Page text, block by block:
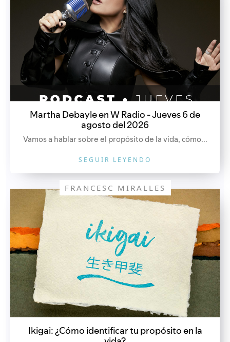
Martha Debayle en W Radio - Jueves 6 de
agosto del 2026
Vamos a hablar sobre el propósito de la vida, cómo...
SEGUIR LEYENDO
FRANCESC MIRALLES
Ikigai: ¿Cómo identificar tu propósito en la